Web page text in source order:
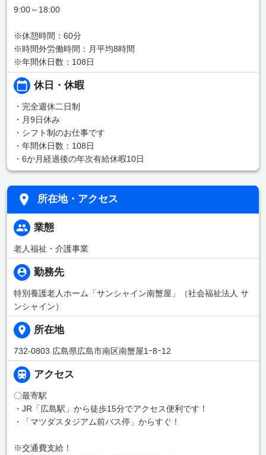
9:00～18:00
※休憩時間：60分
※時間外労働時間：月平均8時間
※年間休日数：108日
休日・休暇
・完全週休二日制
・月9日休み
・シフト制のお仕事です
・年間休日数：108日
・6か月経過後の年次有給休暇10日
所在地・アクセス
業態
老人福祉・介護事業
勤務先
特別養護老人ホーム「サンシャイン南蟹屋」（社会福祉法人 サ
ンシャイン）
所在地
732-0803 広島県広島市南区南蟹屋1ｰ8ｰ12
アクセス
〇最寄駅
・JR「広島駅」から徒歩15分でアクセス便利です！
・「マツダスタジアム前バス停」からすぐ！
※交通費支給！